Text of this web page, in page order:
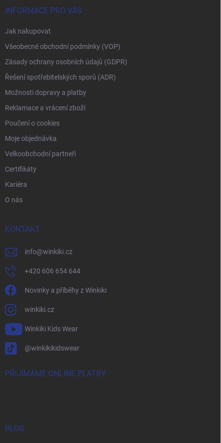
INFORMACE PRO VÁS
Jak nakupovat
Všeobecné obchodní podmínky (VOP)
Zásady ochrany osobních údajů (GDPR)
Řešení spotřebitelských sporů (ADR)
Možnosti dopravy a platby
Reklamace a vrácení zboží
Poučení o cookies
Moje objednávka
Velkoobchodní partneři
Certifikáty
Kariéra
O nás
KONTAKT
info@winkiki.cz
+420 606 654 644
Novinky a příběhy z Winkiki
winkiki.cz
Winkiki Kids Wear
@winkikikidswear
PŘIJÍMÁME ONLINE PLATBY
BLOG